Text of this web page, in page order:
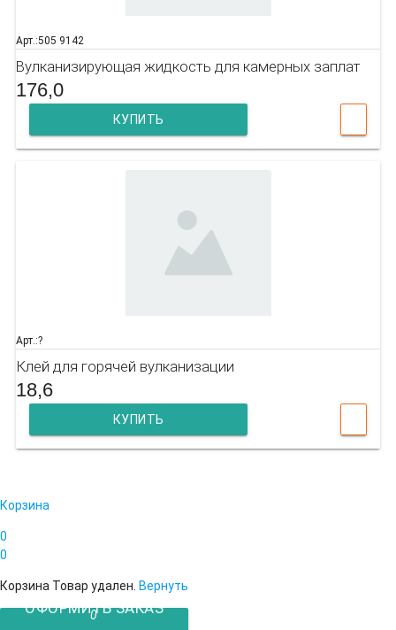
Арт.:505 9142
Вулканизирующая жидкость для камерных заплат
176,0
КУПИТЬ
Арт.:?
Клей для горячей вулканизации
18,6
КУПИТЬ
Корзина
0
0
Корзина Товар удален. Вернуть
0
ОФОРМИТЬ ЗАКАЗ